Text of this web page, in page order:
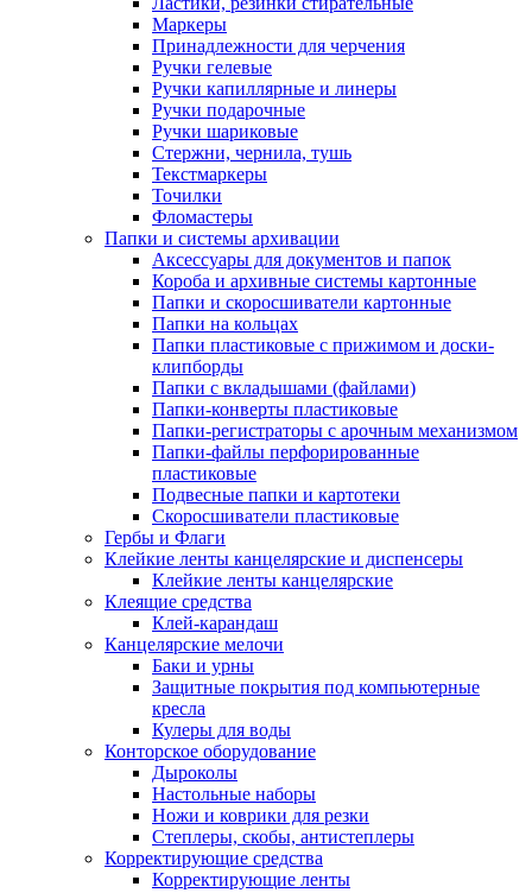
Маркеры
Принадлежности для черчения
Ручки гелевые
Ручки капиллярные и линеры
Ручки подарочные
Ручки шариковые
Стержни, чернила, тушь
Текстмаркеры
Точилки
Фломастеры
Папки и системы архивации
Аксессуары для документов и папок
Короба и архивные системы картонные
Папки и скоросшиватели картонные
Папки на кольцах
Папки пластиковые с прижимом и доски-
клипборды
Папки с вкладышами (файлами)
Папки-конверты пластиковые
Папки-регистраторы с арочным механизмом
Папки-файлы перфорированные
пластиковые
Подвесные папки и картотеки
Скоросшиватели пластиковые
Гербы и Флаги
Клейкие ленты канцелярские и диспенсеры
Клейкие ленты канцелярские
Клеящие средства
Клей-карандаш
Канцелярские мелочи
Баки и урны
Защитные покрытия под компьютерные
кресла
Кулеры для воды
Конторское оборудование
Дыроколы
Настольные наборы
Ножи и коврики для резки
Степлеры, скобы, антистеплеры
Корректирующие средства
Корректирующие ленты